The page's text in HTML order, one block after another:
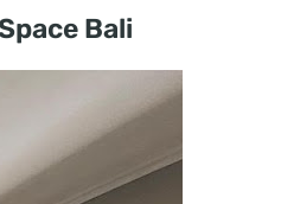
Bali